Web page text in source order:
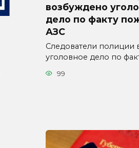
возбуждено
дело по факту
АЗС
Следователи полиции
уголовное дело по
99